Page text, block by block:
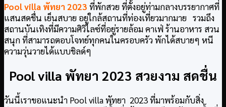
Pool villa พัทยา 2023 ที่พักสวย ที่ตั้งอยู่ท่ามกลางบรรยากาศที่
แสนสดชื่น เย็นสบาย อยู่ใกล้สถานที่ท่องเที่ยวมากมาย รวมถึง
สถานบันเทิงที่มีความศิวิไลซ์ที่อยู่รายล้อม คาเฟ่ ร้านอาหาร สวน
สนุก ที่สามารถตอบโจทย์ทุกคนในครอบครัว พักได้สบายๆ หนี
ความวุ่นวายได้แบบชิลด์ๆ
Pool villa พัทยา 2023 สวยงาม สดชื่น
วันนี้เราขอแนะนำ Pool villa พัทยา 2023 ที่มาพร้อมกับสิ่ง